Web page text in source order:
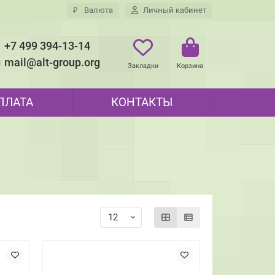
₽ Валюта Личный кабинет
+7 499 394-13-14
mail@alt-group.org
Закладки Корзина
КОНТАКТЫ